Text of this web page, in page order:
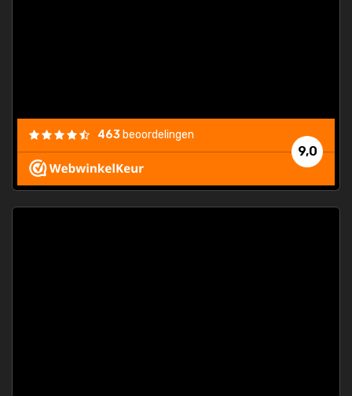
9,0
463 beoordelingen